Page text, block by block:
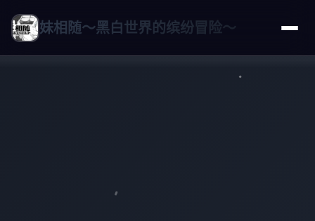
妹相随～黑白世界的缤纷冒险～